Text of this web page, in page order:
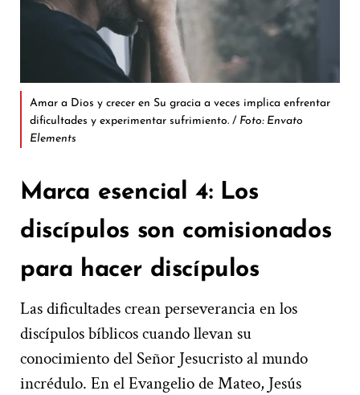
Amar a Dios y crecer en Su gracia a veces implica enfrentar
dificultades y experimentar sufrimiento. / Foto: Envato
Elements
Marca esencial 4: Los
discípulos son comisionados
para hacer discípulos
Las dificultades crean perseverancia en los
discípulos bíblicos cuando llevan su
conocimiento del Señor Jesucristo al mundo
incrédulo. En el Evangelio de Mateo, Jesús